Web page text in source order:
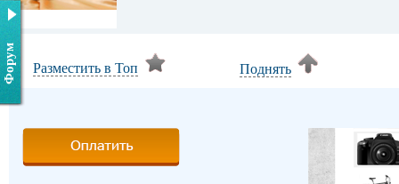
Форум Разместить в Топ Поднять